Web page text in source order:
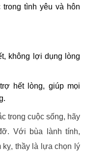
tình yêu và hôn
không lợi dụng lòng
hết lòng, giúp mọi
trong cuộc sống, hãy
Với bùa lành tính,
kỵ, thầy là lựa chọn lý